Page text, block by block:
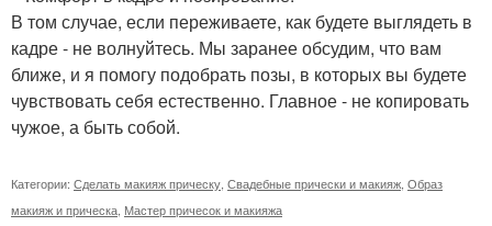
В том случае, если переживаете, как будете выглядеть в
кадре - не волнуйтесь. Мы заранее обсудим, что вам
ближе, и я помогу подобрать позы, в которых вы будете
чувствовать себя естественно. Главное - не копировать
чужое, а быть собой.
Категории: Сделать макияж прическу Свадебные прически и макияж Образ
макияж и прическа Мастер причесок и макияжа